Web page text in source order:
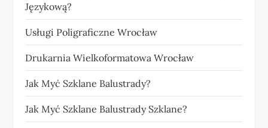
Językową?
Usługi Poligraficzne Wrocław
Drukarnia Wielkoformatowa Wrocław
Jak Myć Szklane Balustrady?
Jak Myć Szklane Balustrady Szklane?